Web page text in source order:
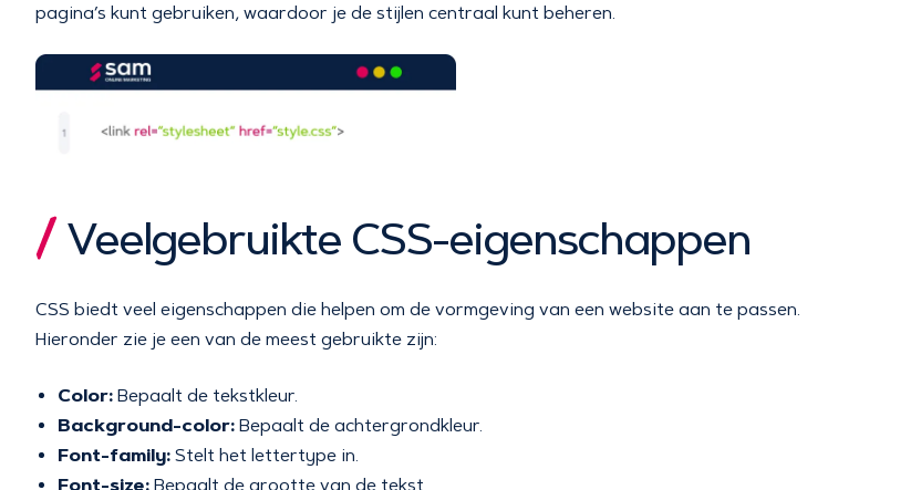
pagina’s kunt gebruiken, waardoor je de stijlen centraal kunt beheren.
Veelgebruikte CSS-eigenschappen
CSS biedt veel eigenschappen die helpen om de vormgeving van een website aan te passen.
Hieronder zie je een van de meest gebruikte zijn:
Color: Bepaalt de tekstkleur.
Background-color: Bepaalt de achtergrondkleur.
Font-family: Stelt het lettertype in.
Font-size: Bepaalt de grootte van de tekst.